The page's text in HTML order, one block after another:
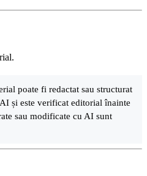
poate fi redactat sau structurat
și este verificat editorial înainte
sau modificate cu AI sunt